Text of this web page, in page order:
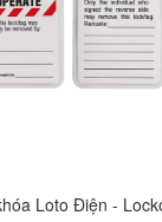
Loto Điện -